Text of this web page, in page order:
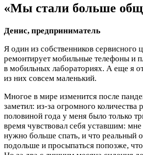
«Мы стали больше
Денис, предприниматель
Я один из собственников сервисного
ремонтирует мобильные телефоны и
в мобильных лабораториях. А еще я
из них совсем маленький.
Многое в мире изменится после
заметил: из-за огромного количества
половиной года у меня было только
время чувствовал себя уставшим: мне
нужно больше спать, и что реальный
подольше и просыпаться попозже,